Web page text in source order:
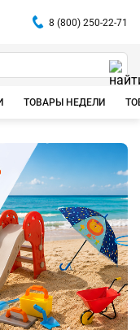
8 (800) 250-22-71
ТОВАРЫ НЕДЕЛИ